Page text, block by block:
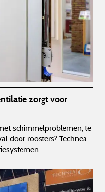
zorgt voor
schimmelproblemen, te
door roosters? Technea
…